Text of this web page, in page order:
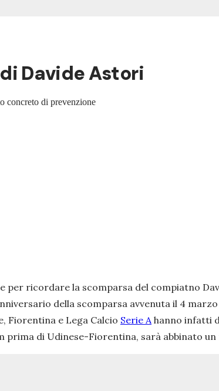
Davide Astori
concreto di prevenzione
ricordare la scomparsa del compiatno
della scomparsa avvenuta il 4
Fiorentina e Lega Calcio Serie A hanno infatti
di Udinese-Fiorentina, sarà abbinato